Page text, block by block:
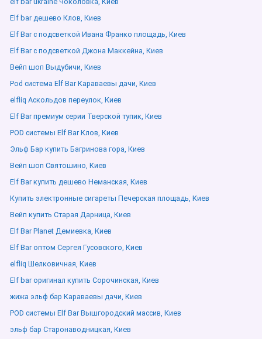
Elf bar дешево Клов, Киев
Elf Bar с подсветкой Ивана Франко площадь, Киев
Elf Bar с подсветкой Джона Маккейна, Киев
Вейп шоп Выдубичи, Киев
Pod система Elf Bar Караваевы дачи, Киев
elfliq Аскольдов переулок, Киев
Elf Bar премиум серии Тверской тупик, Киев
POD системы Elf Bar Клов, Киев
Эльф Бар купить Багринова гора, Киев
Вейп шоп Святошино, Киев
Elf Bar купить дешево Неманская, Киев
Купить электронные сигареты Печерская площадь, Киев
Вейп купить Старая Дарница, Киев
Elf Bar Planet Демиевка, Киев
Elf Bar оптом Сергея Гусовского, Киев
elfliq Шелковичная, Киев
Elf bar оригинал купить Сорочинская, Киев
жижа эльф бар Караваевы дачи, Киев
POD системы Elf Bar Вышгородский массив, Киев
эльф бар Старонаводницкая, Киев